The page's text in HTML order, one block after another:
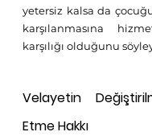
yetersiz kalsa da
karşılanmasına
karşılığı olduğunu
Velayetin
Etme Hakkı